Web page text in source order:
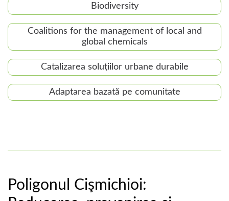
Biodiversity
Coalitions for the management of local and
global chemicals
Catalizarea soluțiilor urbane durabile
Adaptarea bazată pe comunitate
Poligonul Cişmichioi: